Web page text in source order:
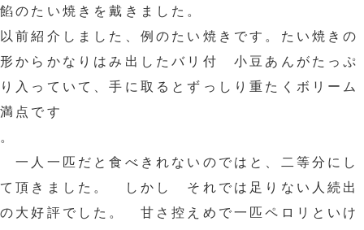
餡のたい焼きを戴きました。
以前紹介しました、例のたい焼きです。たい焼きの
形からかなりはみ出したバリ付 小豆あんがたっぷ
り入っていて、手に取るとずっしり重たくボリーム
満点です
。
一人一匹だと食べきれないのではと、二等分にし
て頂きました。 しかし それでは足りない人続出
の大好評でした。 甘さ控えめで一匹ペロリといけ